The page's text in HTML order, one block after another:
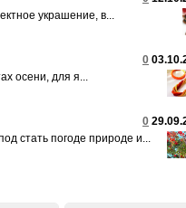
украшение, в...
0
осени, для я...
0
стать погоде природе и...